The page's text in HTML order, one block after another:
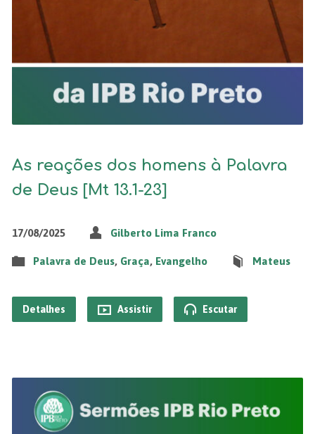
As reações dos homens à Palavra
de Deus [Mt 13.1-23]
17/08/2025 Gilberto Lima Franco
Palavra de Deus, Graça, Evangelho Mateus
Detalhes Assistir Escutar